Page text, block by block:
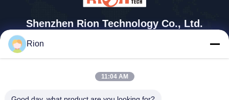
Shenzhen Rion Technology Co., Ltd.
86-156-25295088
botique COFCO(FUAN), 90,
Rion
11:04 AM